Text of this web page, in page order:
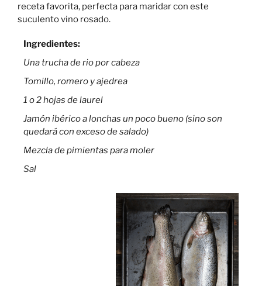
receta favorita, perfecta para maridar con este
suculento vino rosado.
Ingredientes:
Una trucha de rio por cabeza
Tomillo, romero y ajedrea
1 o 2 hojas de laurel
Jamón ibérico a lonchas un poco bueno (sino son
quedará con exceso de salado)
Mezcla de pimientas para moler
Sal